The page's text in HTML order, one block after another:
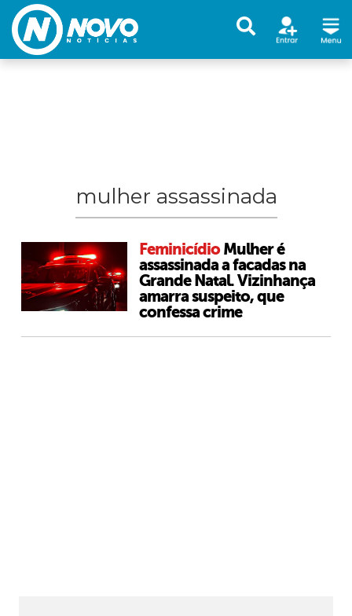
mulher assassinada
FeminicídioMulher é
assassinada a facadas na
Grande Natal. Vizinhança
amarra suspeito, que
confessa crime